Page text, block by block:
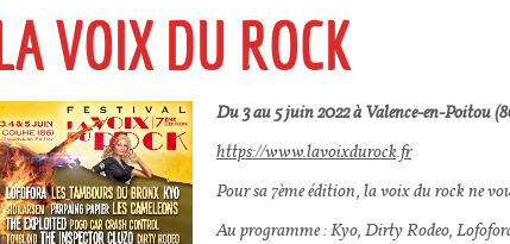
LA VOIX DU ROCK
Du 3 au 5 juin 2022 à Valence-en-Poitou
https://www.lavoixdurock.fr
Pour sa 7ème édition, la voix du rock ne
Au programme : Kyo, Dirty Rodeo,